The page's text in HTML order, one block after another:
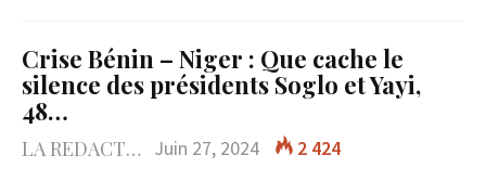
Crise Bénin – Niger : Que cache le
silence des présidents Soglo et Yayi,
48…
LA REDACTION Juin 27, 2024
2 424